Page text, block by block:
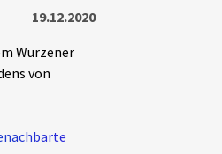
19.12.2020
Wurzener
von